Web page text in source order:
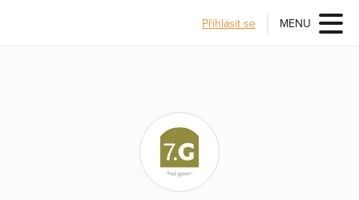
Přihlásit se MENU